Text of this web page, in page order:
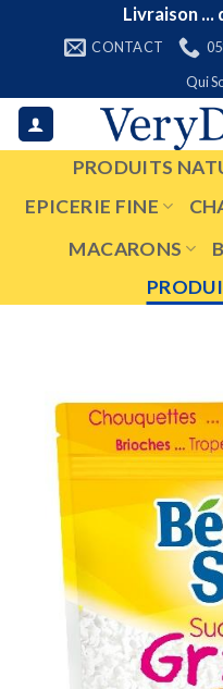
Livraison ...
CONTACT
Qui
PRODUITS
EPICERIE FINE
MACARONS